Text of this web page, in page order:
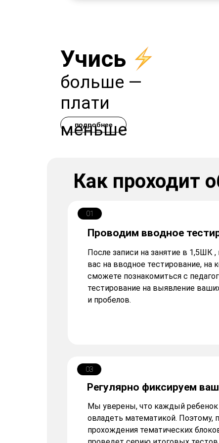
Учись
больше —
плати
меньше
подробнее
03
Регулярно фиксируем
Мы уверены, что каждый ребенок
овладеть математикой. Поэтому,
прохождения тематических
01
Проводим вводное
После записи на занятие в 1,5ШК
вас на вводное тестирование, на
сможете познакомиться с
тестирование на выявление
и пробелов.
Как проходит